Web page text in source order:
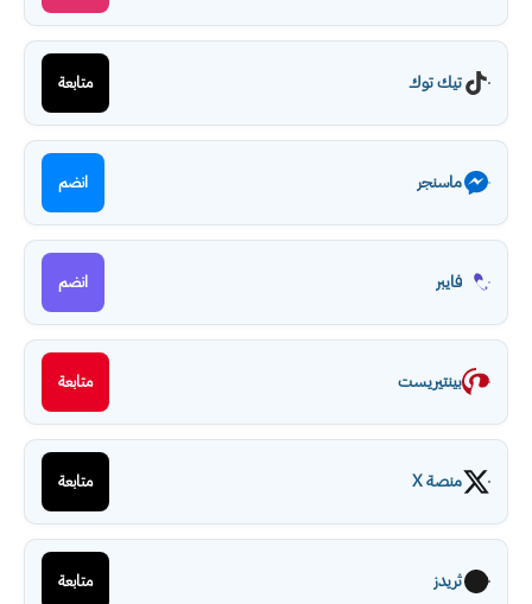
تيك توك متابعة
ماسنجر انضم
فايبر انضم
بينتيريست متابعة
منصة X متابعة
ثريدز متابعة